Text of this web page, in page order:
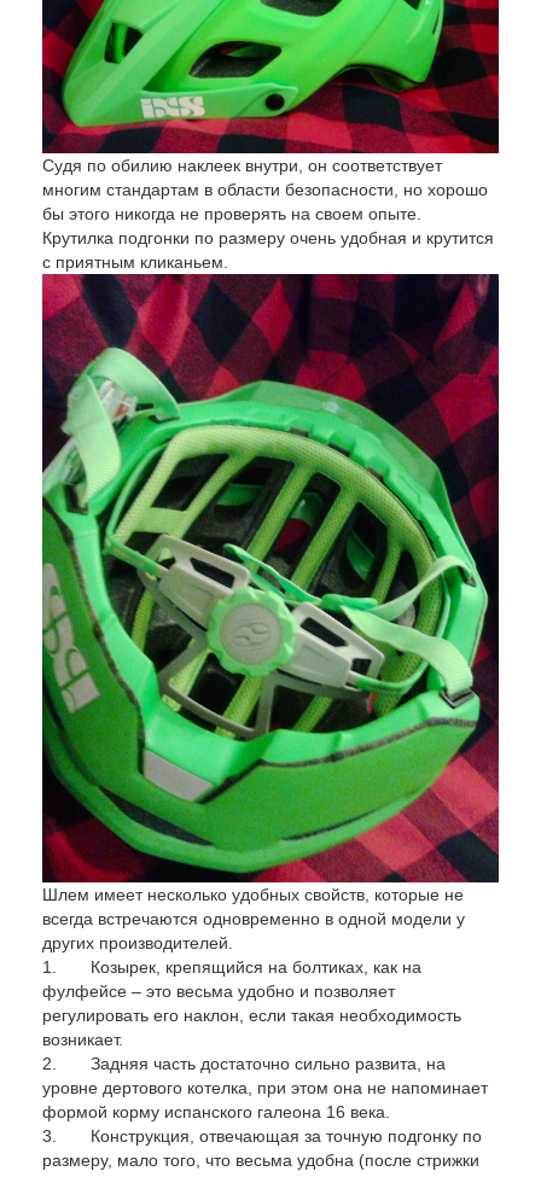
Судя по обилию наклеек внутри, он соответствует
многим стандартам в области безопасности, но хорошо
бы этого никогда не проверять на своем опыте.
Крутилка подгонки по размеру очень удобная и крутится
с приятным кликаньем.
Шлем имеет несколько удобных свойств, которые не
всегда встречаются одновременно в одной модели у
других производителей.
1. Козырек, крепящийся на болтиках, как на
фулфейсе – это весьма удобно и позволяет
регулировать его наклон, если такая необходимость
возникает.
2. Задняя часть достаточно сильно развита, на
уровне дертового котелка, при этом она не напоминает
формой корму испанского галеона 16 века.
3. Конструкция, отвечающая за точную подгонку по
размеру, мало того, что весьма удобна (после стрижки